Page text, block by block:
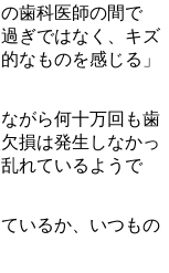
歯科医師の間で
ぎではなく、キズ
なものを感じる」
がら何十万回も歯
損は発生しなかっ
れているようで
いるか、いつもの